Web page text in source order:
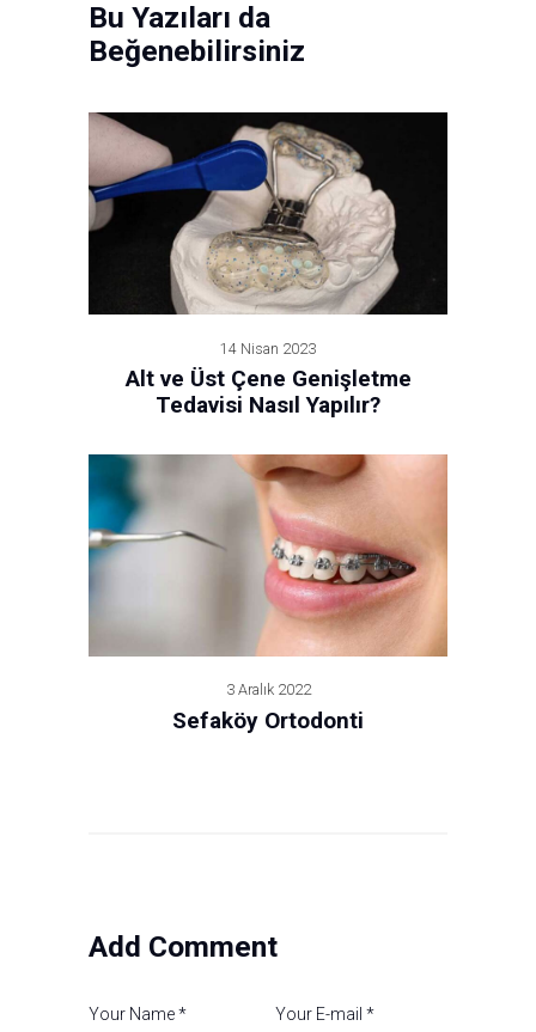
Bu Yazıları da
Beğenebilirsiniz
14 Nisan 2023
Alt ve Üst Çene Genişletme
Tedavisi Nasıl Yapılır?
3 Aralık 2022
Sefaköy Ortodonti
Add Comment